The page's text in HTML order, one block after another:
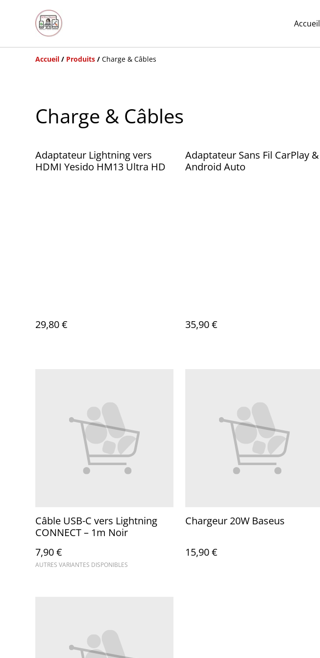
Accueil
Accueil / Produits / Charge & Câbles
Charge & Câbles
Adaptateur Lightning vers
HDMI Yesido HM13 Ultra HD
29,80 €
Adaptateur Sans Fil CarPlay &
Android Auto
35,90 €
Câble USB-C vers Lightning
CONNECT – 1m Noir
7,90 €
AUTRES VARIANTES DISPONIBLES
Chargeur 20W Baseus
15,90 €